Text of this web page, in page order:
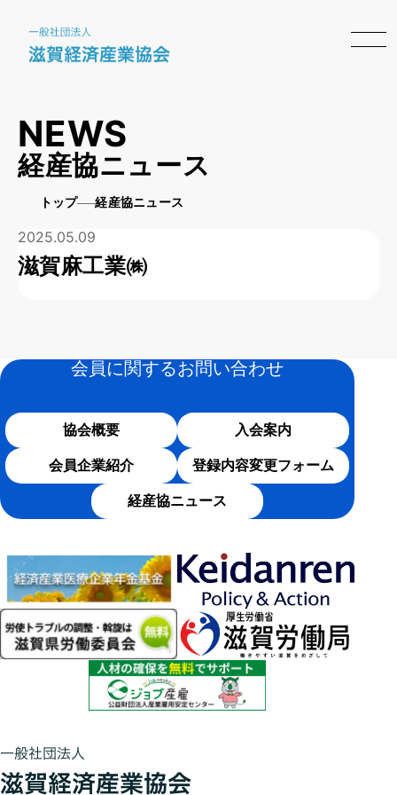
NEWS
経産協ニュース
トップ 経産協ニュース
2025.05.09
滋賀麻工業㈱
会員に関するお問い合わせ
協会概要
入会案内
会員企業紹介
登録内容変更フォーム
経産協ニュース